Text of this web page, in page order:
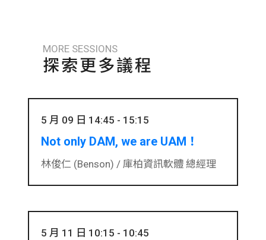
MORE SESSIONS
探索更多議程
5 月 09 日 14:45 - 15:15
Not only DAM, we are UAM！
林俊仁 (Benson) / 庫柏資訊軟體 總經理
5 月 11 日 10:15 - 10:45